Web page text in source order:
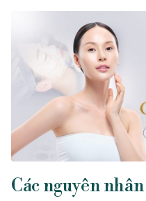
Khách hàng thực tế
Các nguyên